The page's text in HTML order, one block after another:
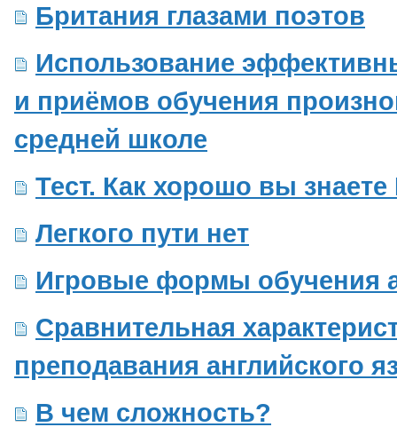
Британия глазами поэтов
Использование
и приёмов обучения
средней школе
Тест. Как хорошо вы
Легкого пути нет
Игровые формы обучения
Cравнительная
преподавания английского
В чем сложность?